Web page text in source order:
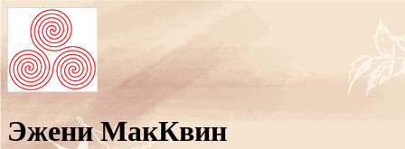
Эжени МакКвин